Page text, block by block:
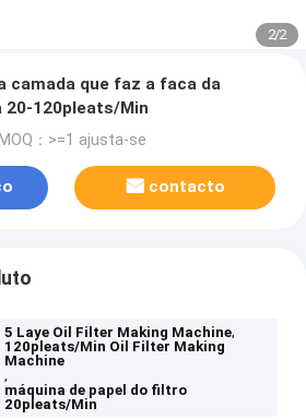
2/2
camada que faz a faca da
20-120pleats/Min
MOQ：>=1 ajusta-se
contacto
5 Laye Oil Filter Making Machine,
120pleats/Min Oil Filter Making
Machine
,
máquina de papel do filtro
20pleats/Min